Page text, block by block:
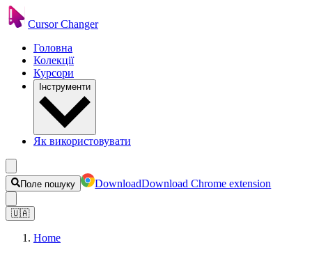
Cursor Changer
Головна
Колекції
Курсори
Інструменти
Як використовувати
Поле пошуку DownloadDownload Chrome extension
🇺🇦
Home